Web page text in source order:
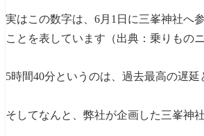
実はこの数字は、6月1日に三峯神社へ
ことを表しています（出典：乗りもの
5時間40分というのは、過去最高の遅延
そしてなんと、弊社が企画した三峯神